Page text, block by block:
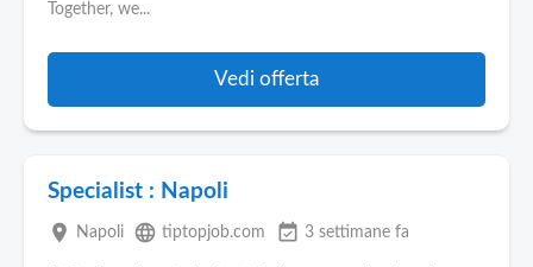
Together, we...
Vedi offerta
Specialist : Napoli
place Napoli language tiptopjob.com event_available 3 settimane fa